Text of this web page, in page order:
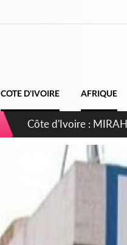
COTE D'IVOIRE AFRIQUE
Côte d'Ivoire :